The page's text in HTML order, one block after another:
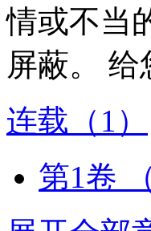
情或不当
屏蔽。
连载 （1）
第1卷